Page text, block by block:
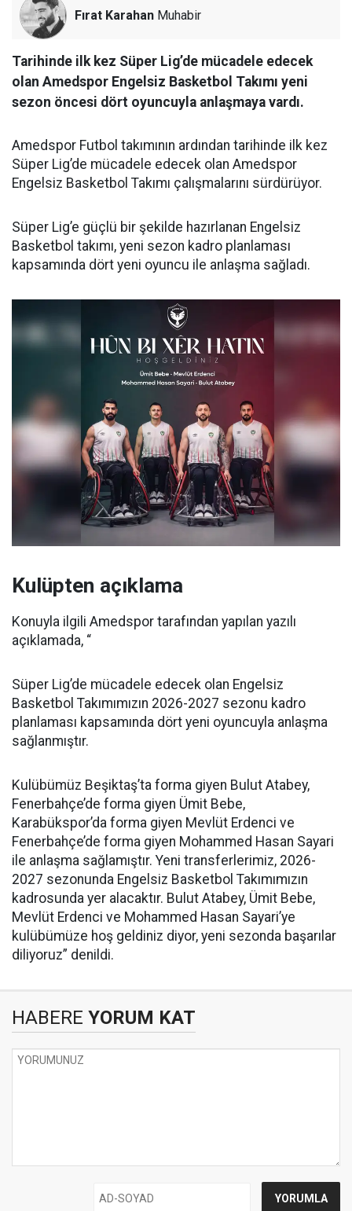
Fırat Karahan Muhabir
Tarihinde ilk kez Süper Lig’de mücadele edecek
olan Amedspor Engelsiz Basketbol Takımı yeni
sezon öncesi dört oyuncuyla anlaşmaya vardı.
Amedspor Futbol takımının ardından tarihinde ilk kez
Süper Lig’de mücadele edecek olan Amedspor
Engelsiz Basketbol Takımı çalışmalarını sürdürüyor.
Süper Lig’e güçlü bir şekilde hazırlanan Engelsiz
Basketbol takımı, yeni sezon kadro planlaması
kapsamında dört yeni oyuncu ile anlaşma sağladı.
Kulüpten açıklama
Konuyla ilgili Amedspor tarafından yapılan yazılı
açıklamada, “
Süper Lig’de mücadele edecek olan Engelsiz
Basketbol Takımımızın 2026-2027 sezonu kadro
planlaması kapsamında dört yeni oyuncuyla anlaşma
sağlanmıştır.
Kulübümüz Beşiktaş’ta forma giyen Bulut Atabey,
Fenerbahçe’de forma giyen Ümit Bebe,
Karabükspor’da forma giyen Mevlüt Erdenci ve
Fenerbahçe’de forma giyen Mohammed Hasan Sayari
ile anlaşma sağlamıştır. Yeni transferlerimiz, 2026-
2027 sezonunda Engelsiz Basketbol Takımımızın
kadrosunda yer alacaktır. Bulut Atabey, Ümit Bebe,
Mevlüt Erdenci ve Mohammed Hasan Sayari’ye
kulübümüze hoş geldiniz diyor, yeni sezonda başarılar
diliyoruz” denildi.
HABERE YORUM KAT